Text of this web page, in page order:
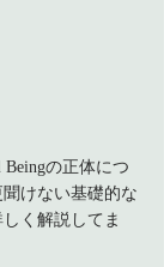
の正体につ
けない基礎的な
く解説してま